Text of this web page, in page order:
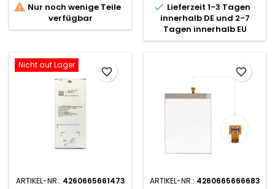
 Nur noch wenige Teile
verfügbar
 Lieferzeit 1-3 Tagen
innerhalb DE und 2-7
Tagen innerhalb EU
Nicht auf Lager
ARTIKEL-NR.: 4260665661473
favorite_border
ARTIKEL-NR.: 4260665666683
favorite_border